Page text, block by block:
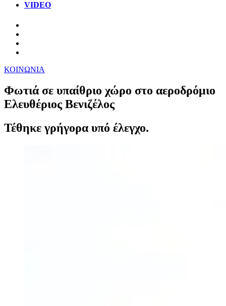
VIDEO
ΚΟΙΝΩΝΙΑ
Φωτιά σε υπαίθριο χώρο στο αεροδρόμιο
Ελευθέριος Βενιζέλος
Τέθηκε γρήγορα υπό έλεγχο.